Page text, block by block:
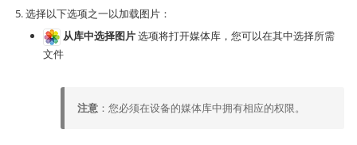
选择以下选项之一以加载图片：
从库中选择图片选项将打开媒体库，您可以在其中选择所需
文件
注意 ：您必须在设备的媒体库中拥有相应的权限。